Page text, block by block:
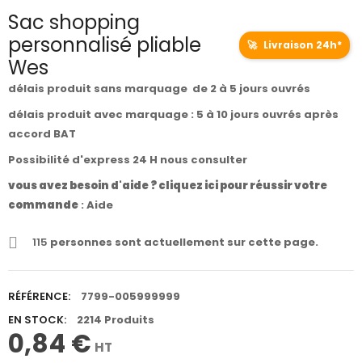
Sac shopping
personnalisé pliable
Wes
🚀 Livraison 24h*
délais produit sans marquage de 2 à 5 jours ouvrés
délais produit avec marquage : 5 à 10 jours ouvrés après
accord BAT
Possibilité d'express 24 H nous consulter
vous avez besoin d'aide ? cliquez ici pour réussir votre
commande : Aide
115 personnes sont actuellement sur cette page.
RÉFÉRENCE:
7799-005999999
EN STOCK:
2214 Produits
0,84 € HT